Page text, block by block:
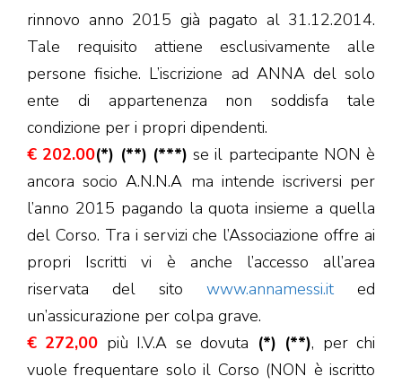
rinnovo anno 2015 già pagato al 31.12.2014.
Tale requisito attiene esclusivamente alle
persone fisiche. L’iscrizione ad ANNA del solo
ente di appartenenza non soddisfa tale
condizione per i propri dipendenti.
€ 202.00(*) (**) (***) se il partecipante NON è
ancora socio A.N.N.A ma intende iscriversi per
l’anno 2015 pagando la quota insieme a quella
del Corso. Tra i servizi che l’Associazione offre ai
propri Iscritti vi è anche l’accesso all’area
riservata del sito www.annamessi.it ed
un’assicurazione per colpa grave.
€ 272,00 più I.V.A se dovuta (*) (**), per chi
vuole frequentare solo il Corso (NON è iscritto